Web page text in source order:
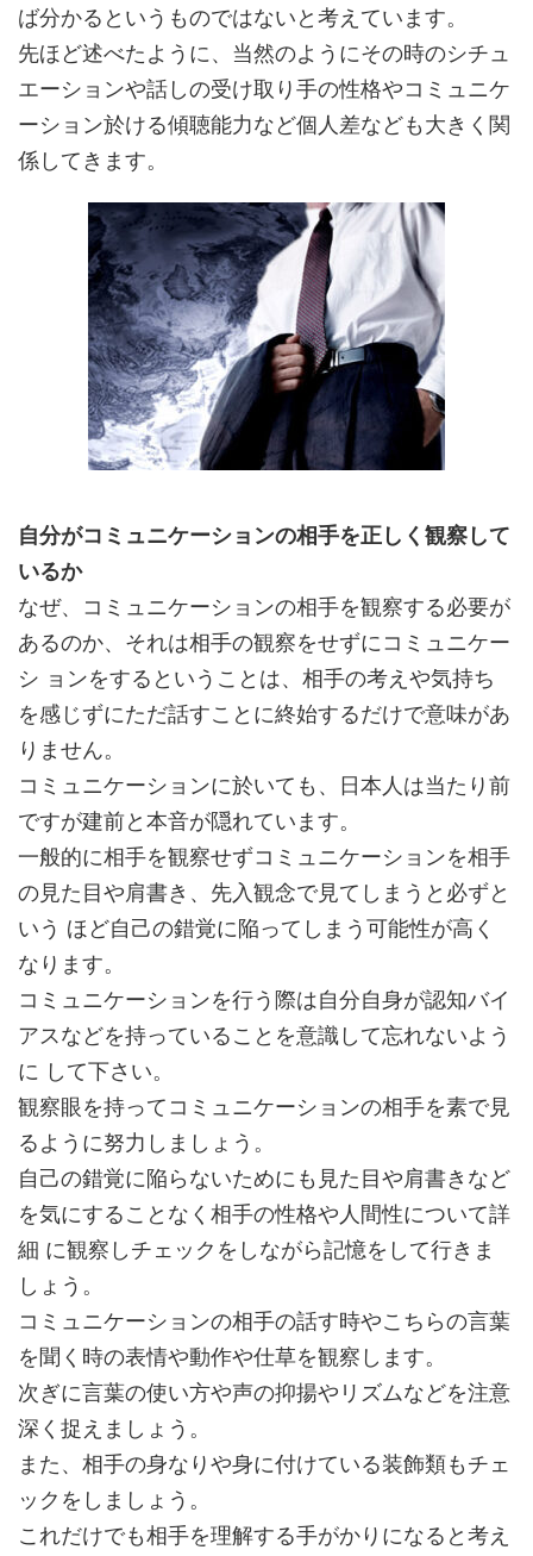
ば分かるというものではないと考えています。
先ほど述べたように、当然のようにその時のシチュ
エーションや話しの受け取り手の性格やコミュニケ
ーション於ける傾聴能力など個人差なども大きく関
係してきます。
自分がコミュニケーションの相手を正しく観察して
いるか
なぜ、コミュニケーションの相手を観察する必要が
あるのか、それは相手の観察をせずにコミュニケー
シ ョンをするということは、相手の考えや気持ち
を感じずにただ話すことに終始するだけで意味があ
りません。
コミュニケーションに於いても、日本人は当たり前
ですが建前と本音が隠れています。
一般的に相手を観察せずコミュニケーションを相手
の見た目や肩書き、先入観念で見てしまうと必ずと
いう ほど自己の錯覚に陥ってしまう可能性が高く
なります。
コミュニケーションを行う際は自分自身が認知バイ
アスなどを持っていることを意識して忘れないよう
に して下さい。
観察眼を持ってコミュニケーションの相手を素で見
るように努力しましょう。
自己の錯覚に陥らないためにも見た目や肩書きなど
を気にすることなく相手の性格や人間性について詳
細 に観察しチェックをしながら記憶をして行きま
しょう。
コミュニケーションの相手の話す時やこちらの言葉
を聞く時の表情や動作や仕草を観察します。
次ぎに言葉の使い方や声の抑揚やリズムなどを注意
深く捉えましょう。
また、相手の身なりや身に付けている装飾類もチェ
ックをしましょう。
これだけでも相手を理解する手がかりになると考え